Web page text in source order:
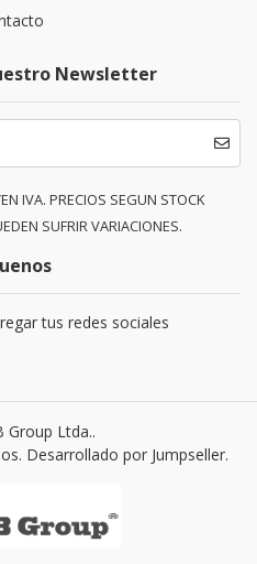
Newsletter
IVA. PRECIOS SEGUN STOCK
SUFRIR VARIACIONES.
tus redes sociales
Group Ltda..
Desarrollado por Jumpseller.